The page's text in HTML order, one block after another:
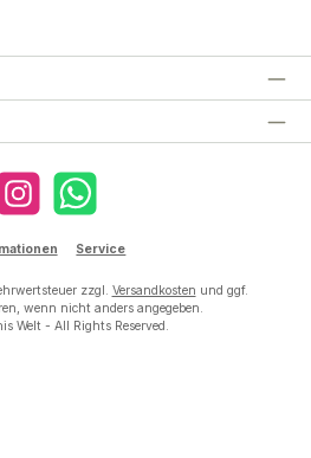
WhatsApp
Service
zzgl. Versandkosten und ggf.
wenn nicht anders angegeben.
Welt - All Rights Reserved.